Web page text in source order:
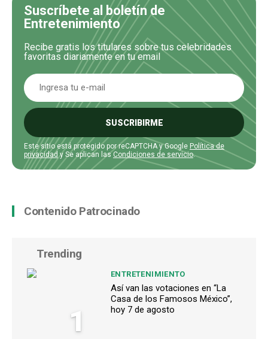
Suscríbete al boletín de
Entretenimiento
Recibe gratis los titulares sobre tus celebridades
favoritas diariamente en tu email
SUSCRIBIRME
Este sitio está protegido por reCAPTCHA y Google Política de
privacidad y Se aplican lasCondiciones de servicio.
Contenido Patrocinado
Trending
1
ENTRETENIMIENTO
Así van las votaciones en “La
Casa de los Famosos México”,
hoy 7 de agosto